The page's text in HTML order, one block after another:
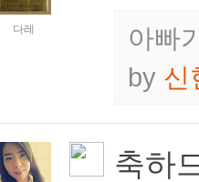
다레
아빠
by 신
축하